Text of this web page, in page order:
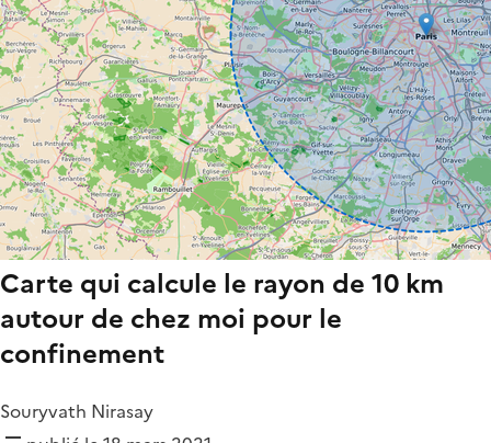
Carte qui calcule le rayon de 10 km
autour de chez moi pour le
confinement
Souryvath Nirasay